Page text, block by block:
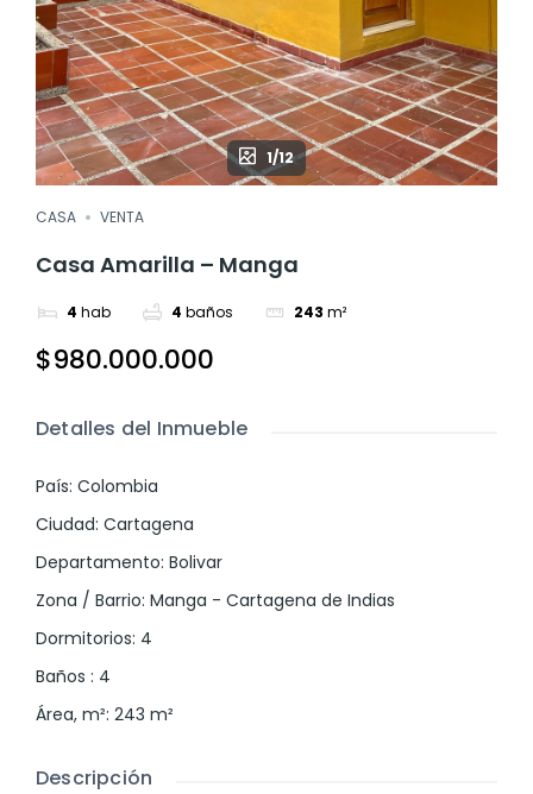
1/12
CASA VENTA
Casa Amarilla – Manga
4 hab 4 baños 243 m²
$980.000.000
Detalles del Inmueble
País: Colombia
Ciudad: Cartagena
Departamento: Bolivar
Zona / Barrio: Manga - Cartagena de Indias
Dormitorios: 4
Baños : 4
Área, m²: 243 m²
Descripción